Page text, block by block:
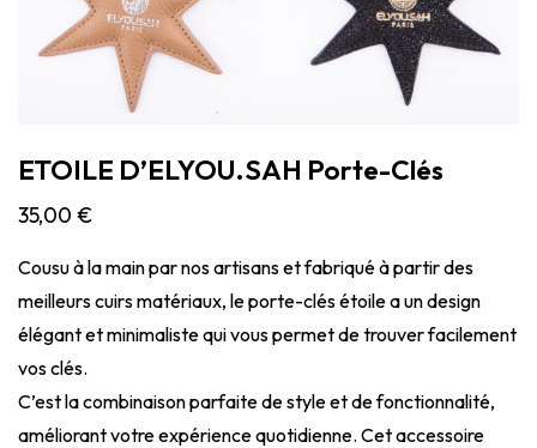
ETOILE D’ELYOU.SAH Porte-Clés
35,00 €
Cousu à la main par nos artisans et fabriqué à partir des
meilleurs cuirs matériaux, le porte-clés étoile a un design
élégant et minimaliste qui vous permet de trouver facilement
vos clés.
C’est la combinaison parfaite de style et de fonctionnalité,
améliorant votre expérience quotidienne. Cet accessoire